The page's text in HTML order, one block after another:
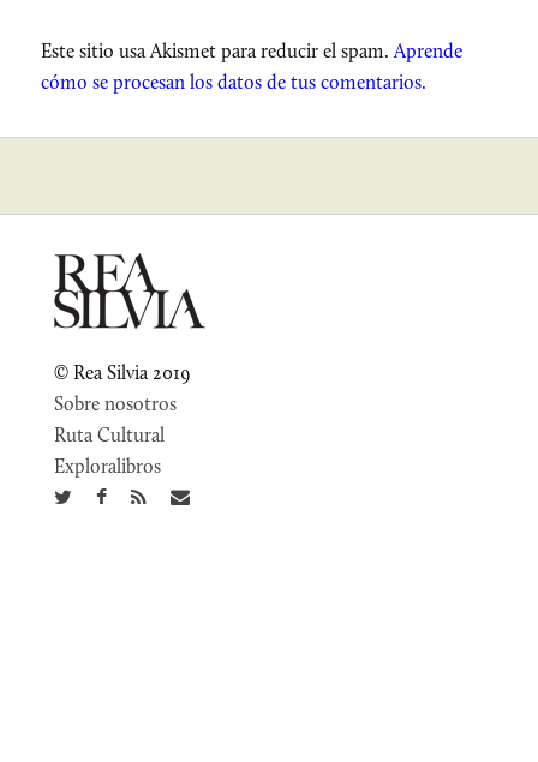
Este sitio usa Akismet para reducir el spam.Aprende
cómo se procesan los datos de tus comentarios.
© Rea Silvia 2019
Sobre nosotros
Ruta Cultural
Exploralibros